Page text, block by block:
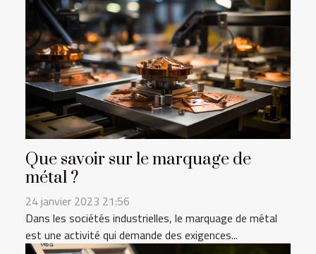
Que savoir sur le marquage de
métal ?
24 janvier 2023 21:56
Dans les sociétés industrielles, le marquage de métal
est une activité qui demande des exigences...